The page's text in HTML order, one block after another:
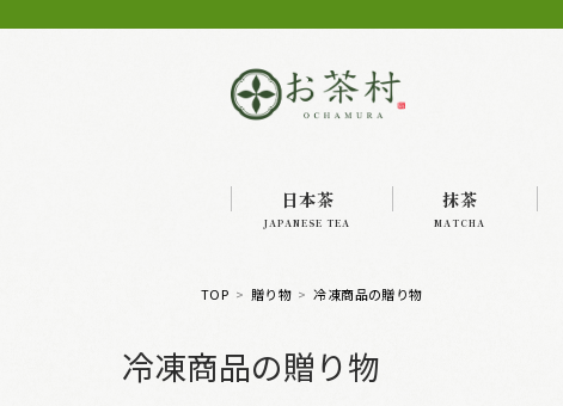
日本茶
JAPANESE TEA
抹茶
MATCHA
TOP 贈り物 冷凍商品の贈り物
冷凍商品の贈り物